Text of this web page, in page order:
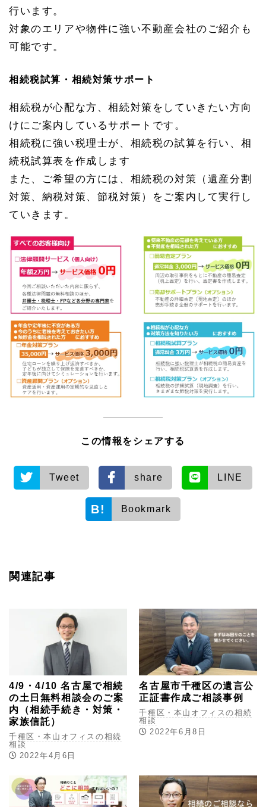
算・
行います。
対象のエリアや物件に強い不動産会社のご紹介も
可能です。
相続税試算・相続対策サポート
相続税が心配な方、相続対策をしていきたい方向
けにご案内しているサポートです。
相続税に強い税理士が、相続税の試算を行い、相
続税試算表を作成します
また、ご希望の方には、相続税の対策（遺産分割
対策、納税対策、節税対策）をご案内して実行し
ていきます。
この情報をシェアする
Tweet share LINE
Bookmark
関連記事
4/9・4/10 名古屋で相続
の土日無料相談会のご案
内（相続手続き・対策・
家族信託）
千種区・本山オフィスの相続
相談
2022年4月6日
名古屋市千種区の遺言公
正証書作成ご相談事例
千種区・本山オフィスの相続
相談
2022年6月8日